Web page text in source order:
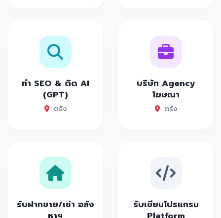
ทำ SEO & ติด AI
(GPT)
ตรัง
บริษัท Agency
โฆษณา
ตรัง
รับฝากขาย/เช่า อสัง
รับเขียนโปรแกรม